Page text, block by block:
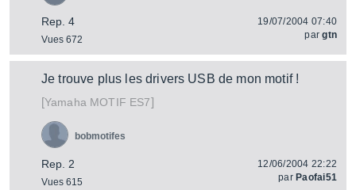
Rep. 4
Vues 672
19/07/2004 07:40
pargtn
Je trouve plus les drivers USB de mon motif !
[Yamaha MOTIF ES7]
Rep. 2
Vues 615
bobmotifes
12/06/2004 22:22
par Paofai51